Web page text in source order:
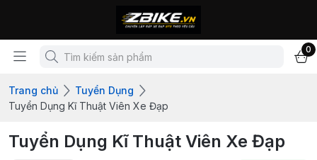
0
Trang chủ
Tuyển Dụng
Tuyển Dụng Kĩ Thuật Viên Xe Đạp
Tuyển Dụng Kĩ Thuật Viên Xe Đạp